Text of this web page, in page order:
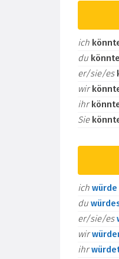
ich
du
er/sie/es
wir
ihr
Sie
ich würde
du
er/sie/es
wir
ihr